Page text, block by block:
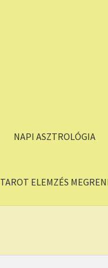
NAPI ASZTROLÓGIA
TAROT ELEMZÉS